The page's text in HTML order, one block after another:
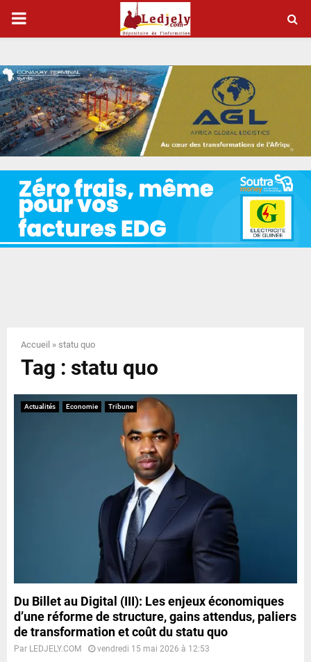
P
I
M
A
Y
N
U
Accueil » statu quo
Tag : statu quo
Actualités Economie Tribune
Du Billet au Digital (III): Les enjeux économiques
d’une réforme de structure, gains attendus, paliers
de transformation et coût du statu quo
Par LEDJELY.COM vendredi 15 mai 2026 à 12:53